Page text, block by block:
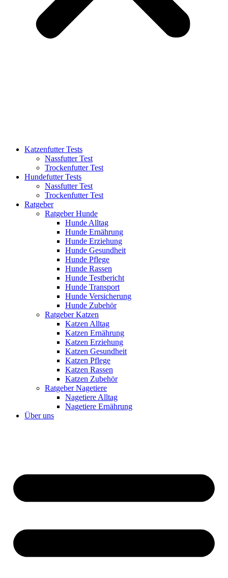
Katzenfutter Tests
Nassfutter Test
Trockenfutter Test
Hundefutter Tests
Nassfutter Test
Trockenfutter Test
Ratgeber
Ratgeber Hunde
Hunde Alltag
Hunde Ernährung
Hunde Erziehung
Hunde Gesundheit
Hunde Pflege
Hunde Rassen
Hunde Testbericht
Hunde Transport
Hunde Versicherung
Hunde Zubehör
Ratgeber Katzen
Katzen Alltag
Katzen Ernährung
Katzen Erziehung
Katzen Gesundheit
Katzen Pflege
Katzen Rassen
Katzen Zubehör
Ratgeber Nagetiere
Nagetiere Alltag
Nagetiere Ernährung
Über uns